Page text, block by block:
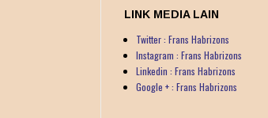
LINK MEDIA LAIN
Twitter : Frans Habrizons
Instagram : Frans Habrizons
Linkedin : Frans Habrizons
Google + : Frans Habrizons